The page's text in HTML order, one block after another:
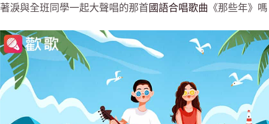
著淚與全班同學一起大聲唱的那首國語合唱歌曲 《那些年》嗎